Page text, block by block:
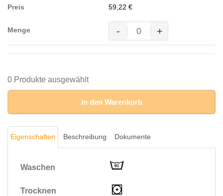
59,22 €
MASCOT® TULSA Arbeitsjacke,
DUNKELANTHRAZIT
(65%
Menge
- +
0 Produkte ausgewählt
in den Warenkorb
Eigenschaften Beschreibung Dokumente
Waschen
Trocknen